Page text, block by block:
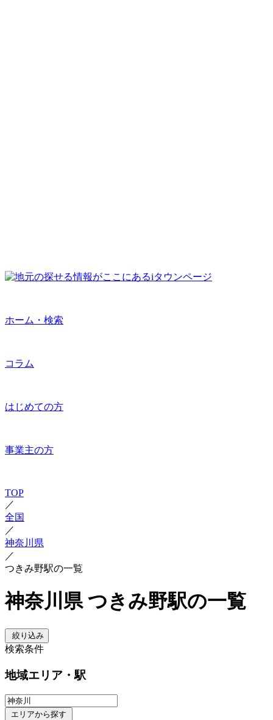
ホーム・検索
コラム
はじめての方
事業主の方
TOP
／
全国
／
神奈川県
／
つきみ野駅の一覧
神奈川県 つきみ野駅の一覧
絞り込み
検索条件
地域エリア・駅
エリアから探す